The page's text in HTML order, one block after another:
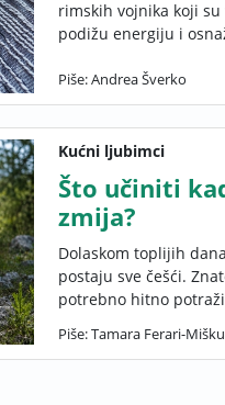
rimskih vojnika koji
podižu energiju i
Piše: Andrea Šverko
Kućni ljubimci
Što učiniti
zmija?
Dolaskom toplijih
postaju sve češći.
potrebno hitno
Piše: Tamara Ferari-